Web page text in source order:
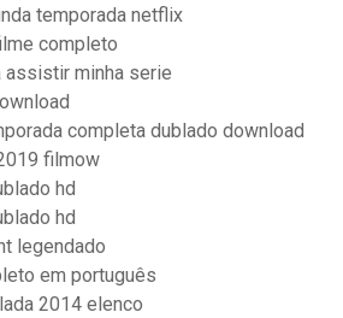
temporada netflix
completo
assistir minha serie
completa dublado download
filmow
hd
hd
legendado
em português
2014 elenco